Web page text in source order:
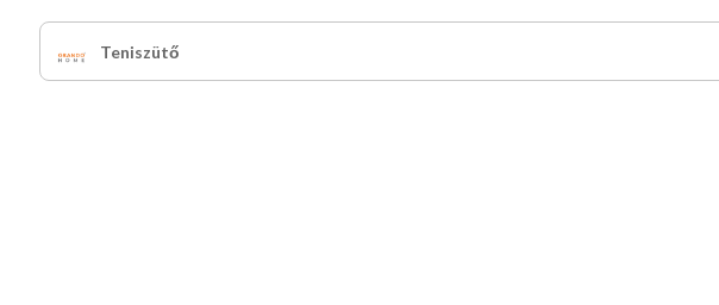
Teniszütő